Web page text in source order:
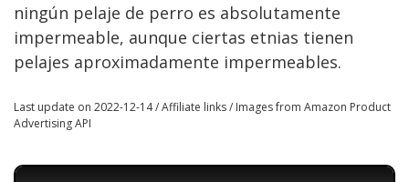
ningún pelaje de perro es absolutamente
impermeable, aunque ciertas etnias tienen
pelajes aproximadamente impermeables.
Last update on 2022-12-14 / Affiliate links / Images from Amazon Product
Advertising API